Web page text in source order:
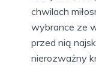
chwilach
wybrance ze
przed nią
nierozważny